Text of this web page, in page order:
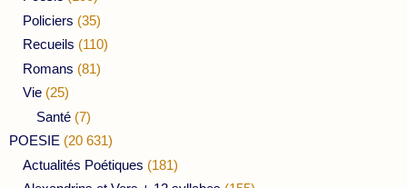
Policiers (35)
Recueils (110)
Romans (81)
Vie (25)
Santé (7)
POESIE (20 631)
Actualités Poétiques (181)